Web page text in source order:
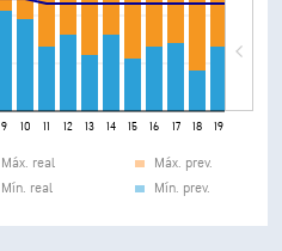
9 10 11 12 13 14 15 16 17 18 19
Máx. real
Mín. real
Máx. prev.
Mín. prev.